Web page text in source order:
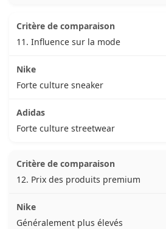
11. Influence sur la mode
Forte culture sneaker
Forte culture streetwear
12. Prix des produits premium
Généralement plus élevés